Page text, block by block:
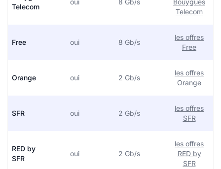
Telecom
oui 8 Gb/s
Bouygues
Telecom
Free oui 8 Gb/s
les offres
Free
Orange oui 2 Gb/s
les offres
Orange
SFR oui 2 Gb/s
les offres
SFR
RED by
SFR
oui 2 Gb/s
les offres
RED by
SFR